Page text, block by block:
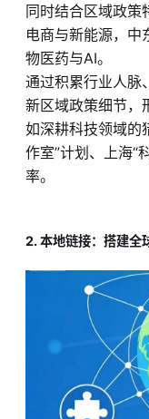
同时结合区域政
电商与新能源，中
物医药与AI。
通过积累行业人脉
新区域政策细节，
如深耕科技领域的
作室”计划、上海“
率。
2. 本地链接：搭建全